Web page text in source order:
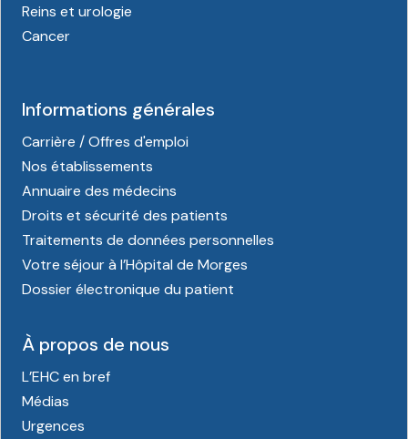
Reins et urologie
Cancer
Informations générales
Carrière / Offres d'emploi
Nos établissements
Annuaire des médecins
Droits et sécurité des patients
Traitements de données personnelles
Votre séjour à l’Hôpital de Morges
Dossier électronique du patient
À propos de nous
L’EHC en bref
Médias
Urgences